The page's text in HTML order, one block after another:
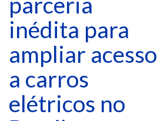
inédita para
ampliar acesso
a carros
elétricos no